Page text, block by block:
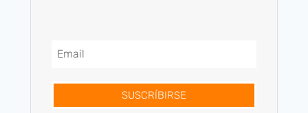
SUSCRÍBIRSE